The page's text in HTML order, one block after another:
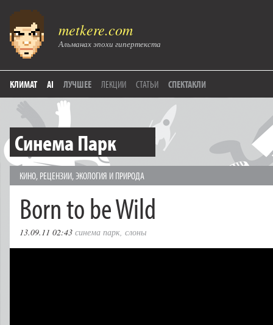
metkere.com
Альманах эпохи гипертекста
КЛИМАТ AI ЛУЧШЕЕ ЛЕКЦИИ СТАТЬИ СПЕКТАКЛИ
Синема Парк
КИНО, РЕЦЕНЗИИ,ЭКОЛОГИЯ И ПРИРОДА
Born to be Wild
13.09.11 02:43 синема парк, слоны